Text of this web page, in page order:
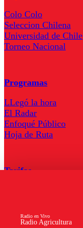
Radio Agricultura
Radio en Vivo
Colo Colo
Seleccion Chilena
Universidad de Chile
Torneo Nacional
Programas
LLegó la hora
El Radar
Enfoqué Público
Hoja de Ruta
Tarifas